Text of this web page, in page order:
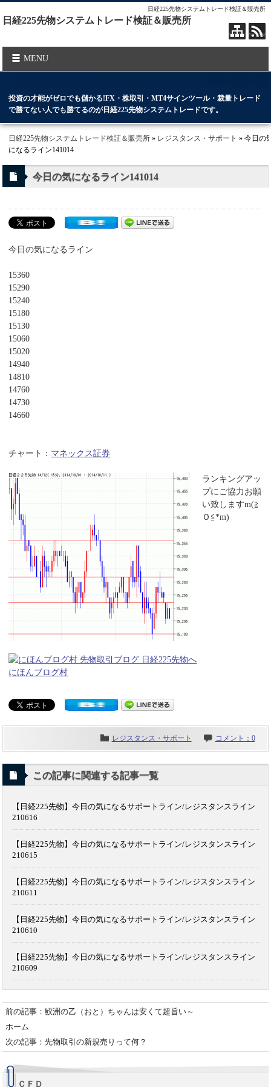
日経225先物システムトレード検証＆販売所
日経225先物システムトレード検証＆販売所
MENU
投資の才能がゼロでも儲かる!FX・株取引・MT4サインツール・裁量トレード
で勝てない人でも勝てるのが日経225先物システムトレードです。
日経225先物システムトレード検証＆販売所 » レジスタンス・サポート » 今日の
になるライン141014
今日の気になるライン141014
今日の気になるライン
15360
15290
15240
15180
15130
15060
15020
14940
14810
14760
14730
14660
チャート： マネックス証券
ランキングアッ
プにご協力お願
い致しますm(≧
Ｏ≦*m)
にほんブログ村
レジスタンス・サポート コメント：0
この記事に関連する記事一覧
【日経225先物】今日の気になるサポートライン/レジスタンスライン
210616
【日経225先物】今日の気になるサポートライン/レジスタンスライン
210615
【日経225先物】今日の気になるサポートライン/レジスタンスライン
210611
【日経225先物】今日の気になるサポートライン/レジスタンスライン
210610
【日経225先物】今日の気になるサポートライン/レジスタンスライン
210609
前の記事：鮫洲の乙（おと）ちゃんは安くて超旨い～
ホーム
次の記事：先物取引の新規売りって何？
ＣＦＤ